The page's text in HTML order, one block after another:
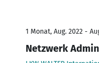
1 Monat, Aug. 2022 -
Netzwerk